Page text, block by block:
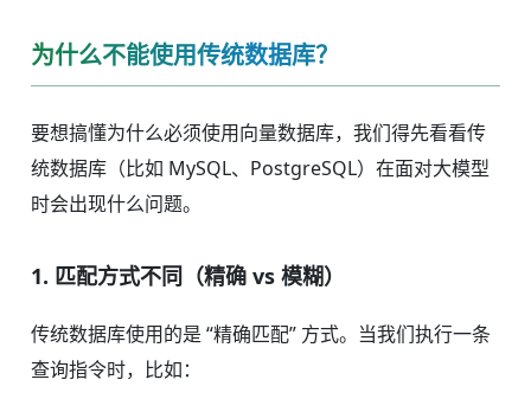
为什么不能使用传统数据库？
要想搞懂为什么必须使用向量数据库，我们得先看看传
统数据库（比如 MySQL、PostgreSQL）在面对大模型
时会出现什么问题。
1. 匹配方式不同（精确 vs 模糊）
传统数据库使用的是 “精确匹配” 方式。当我们执行一条
查询指令时，比如：